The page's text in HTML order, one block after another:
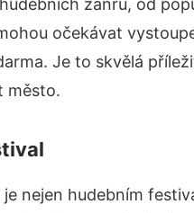
žánrů, od
očekávat
Je to skvělá
město.
je nejen hudebním